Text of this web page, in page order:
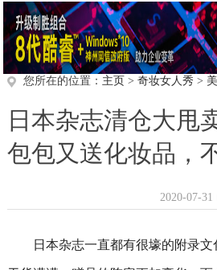
您所在的位置： 主页 > 奇妆女人秀 >
日本杂志清仓大甩
包包又送化妆品，
2020-07-31
日本杂志一直都有很壕的附录